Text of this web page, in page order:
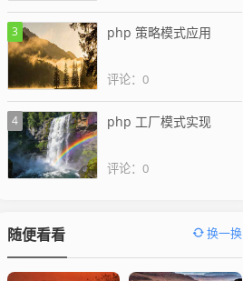
3 php 策略模式应用
评论：0
4 php 工厂模式实现
评论：0
随便看看 换一换